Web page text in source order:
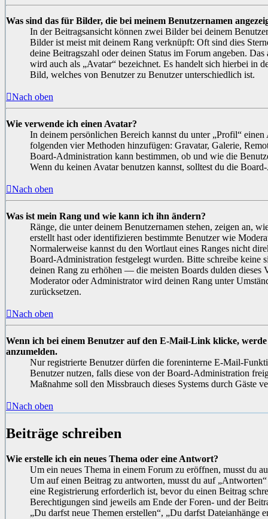
Was sind das für Bilder, die bei meinem Benutzernamen
In der Beitragsansicht können zwei Bilder bei deinem
Bilder ist meist mit deinem Rang verknüpft: Oft sind dies
deine Beitragszahl oder deinen Status im Forum angeben.
wird auch als „Avatar“ bezeichnet. Es handelt sich hierbei in
Bild, welches von Benutzer zu Benutzer unterschiedlich ist.
Nach oben
Wie verwende ich einen Avatar?
In deinem persönlichen Bereich kannst du unter „Profil“ einen
folgenden vier Methoden hinzufügen: Gravatar, Galerie,
Board-Administration kann bestimmen, ob und wie die
Wenn du keinen Avatar benutzen kannst, solltest du die
Nach oben
Was ist mein Rang und wie kann ich ihn ändern?
Ränge, die unter deinem Benutzernamen stehen, zeigen an,
erstellt hast oder identifizieren bestimmte Benutzer wie
Normalerweise kannst du den Wortlaut eines Ranges nicht
Board-Administration festgelegt wurden. Bitte schreibe keine
deinen Rang zu erhöhen — die meisten Boards dulden dieses
Moderator oder Administrator wird deinen Rang unter
zurücksetzen.
Nach oben
Wenn ich bei einem Benutzer auf den E-Mail-Link klicke,
anzumelden.
Nur registrierte Benutzer dürfen die foreninterne E-Mail-
Benutzer nutzen, falls diese von der Board-Administration
Maßnahme soll den Missbrauch dieses Systems durch Gäste
Nach oben
Beiträge schreiben
Wie erstelle ich ein neues Thema oder eine Antwort?
Um ein neues Thema in einem Forum zu eröffnen, musst du
Um auf einen Beitrag zu antworten, musst du auf
eine Registrierung erforderlich ist, bevor du einen Beitrag
Berechtigungen sind jeweils am Ende der Foren- und der
„Du darfst neue Themen erstellen“, „Du darfst Dateianhänge